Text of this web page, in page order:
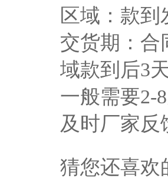
区域：款到
交货期：合
域款到后3
一般需要2-
及时厂家反
猜您还喜欢